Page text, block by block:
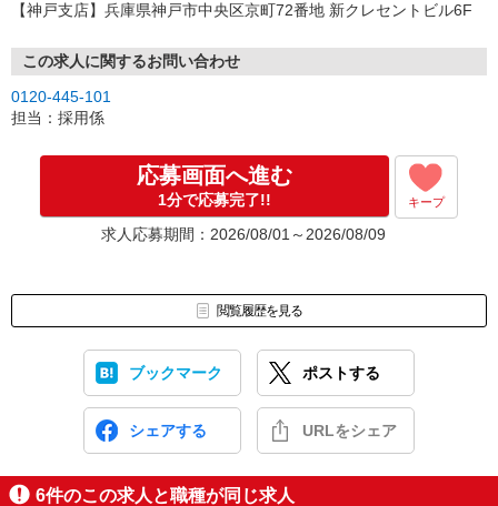
【神戸支店】兵庫県神戸市中央区京町72番地 新クレセントビル6F
この求人に関するお問い合わせ
0120-445-101
担当：採用係
応募画面へ進む
1分で応募完了!! キープ
求人応募期間：2026/08/01～2026/08/09
閲覧履歴を見る
ブックマーク ポストする
シェアする URLをシェア
6件のこの求人と職種が同じ求人